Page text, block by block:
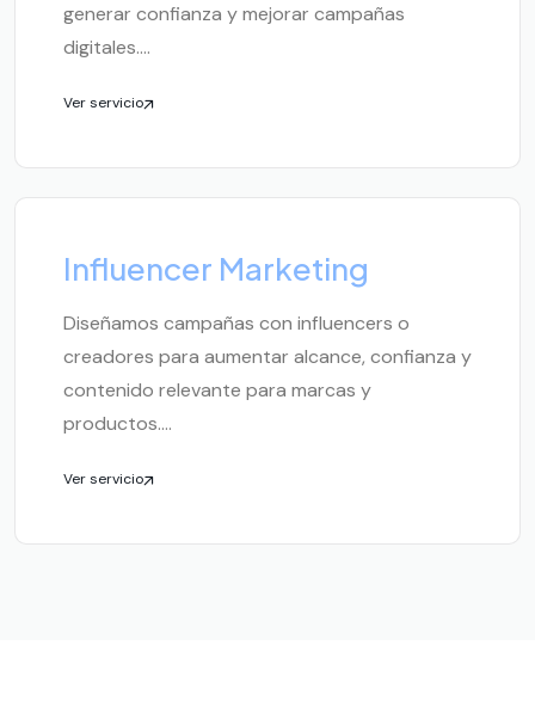
generar confianza y mejorar campañas
digitales....
Ver servicio
Influencer Marketing
Diseñamos campañas con influencers o
creadores para aumentar alcance, confianza y
contenido relevante para marcas y
productos....
Ver servicio